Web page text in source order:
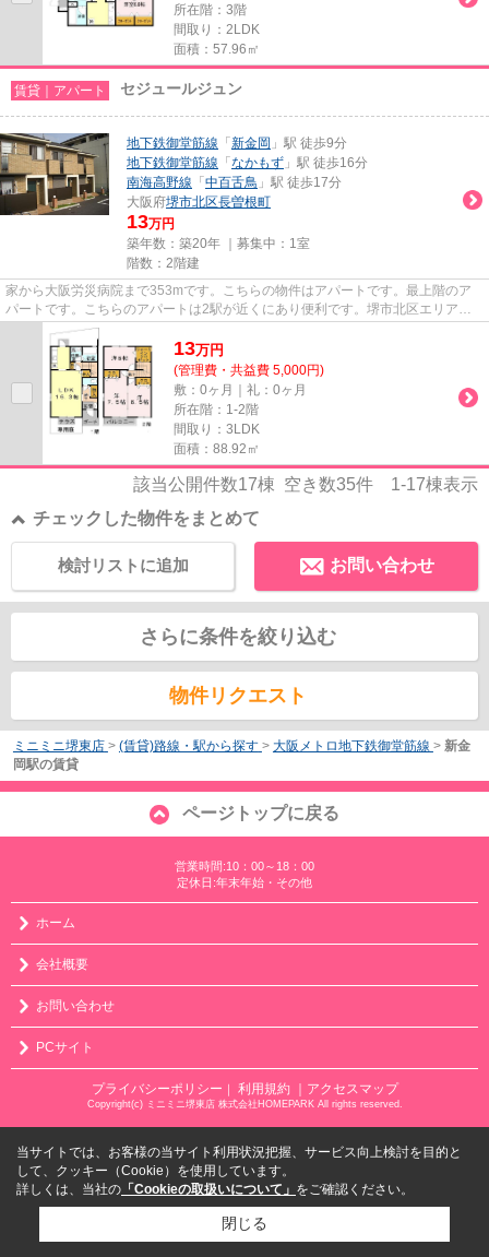
所在階：3階
間取り：2LDK
面積：57.96㎡
賃貸｜アパート セジュールジュン
地下鉄御堂筋線 「 新金岡 」駅 徒歩9分
地下鉄御堂筋線 「 なかもず 」駅 徒歩16分
南海高野線 「 中百舌鳥 」駅 徒歩17分
大阪府堺市北区長曽根町
13万円
築年数：築20年 ｜募集中： 1室
階数：2階建
家から大阪労災病院まで353mです。こちらの物件はアパートです。最上階のア
パートです。こちらのアパートは2駅が近くにあり便利です。堺市北区エリアに
ある賃貸情報のことなら、地域に...
13万円
(管理費・共益費 5,000円)
敷：0ヶ月｜礼：0ヶ月
所在階：1-2階
間取り：3LDK
面積：88.92㎡
該当公開件数17棟 空き数35件 1-17棟表示
チェックした物件をまとめて
お問い合わせ
検討リストに追加
さらに条件を絞り込む
物件リクエスト
ミニミニ堺東店 > (賃貸)路線・駅から探す > 大阪メトロ地下鉄御堂筋線 > 新金
岡駅の賃貸
ページトップに戻る
営業時間:10：00～18：00
定休日:年末年始・その他
ホーム
会社概要
お問い合わせ
PCサイト
プライバシーポリシー ｜ 利用規約 ｜アクセスマップ
Copyright(c) ミニミニ堺東店 株式会社HOMEPARK All rights reserved.
当サイトでは、お客様の当サイト利用状況把握、サービス向上検討を目的と
して、クッキー（Cookie）を使用しています。
詳しくは、当社の 「Cookieの取扱いについて」 をご確認ください。
閉じる